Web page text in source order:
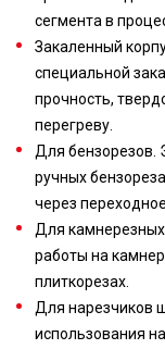
сегмента в
Закаленный
специальной
прочность,
перегреву.
Для бензорезов.
ручных
через
Для
работы на
плиткорезах.
Для нарезчиков
использования